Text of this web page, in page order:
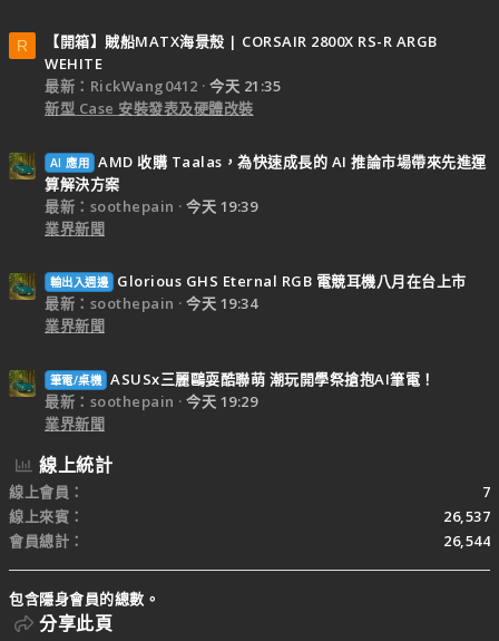
R
【開箱】賊船MATX海景殼 | CORSAIR 2800X RS-R ARGB
WEHITE
最新：RickWang0412
今天 21:35
新型 Case 安裝發表及硬體改裝
AI 應用 AMD 收購 Taalas，為快速成長的 AI 推論市場帶來先進運
算解決方案
最新：soothepain
今天 19:39
業界新聞
輸出入週邊
Glorious GHS Eternal RGB 電競耳機八月在台上市
最新：soothepain
今天 19:34
業界新聞
筆電/桌機 ASUSx三麗鷗耍酷聯萌 潮玩開學祭搶抱AI筆電！
最新：soothepain
今天 19:29
業界新聞
線上統計
線上會員
7
線上來賓
26,537
會員總計
26,544
包含隱身會員的總數。
分享此頁